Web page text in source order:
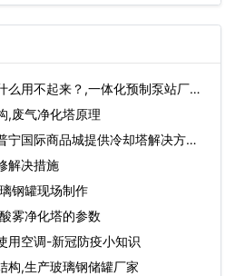
么用不起来？,一体化预制泵站厂
,废气净化塔原理
宁国际商品城提供冷却塔解决方
解决措施
钢罐现场制作
雾净化塔的参数
用空调-新冠防疫小知识
构,生产玻璃钢储罐厂家